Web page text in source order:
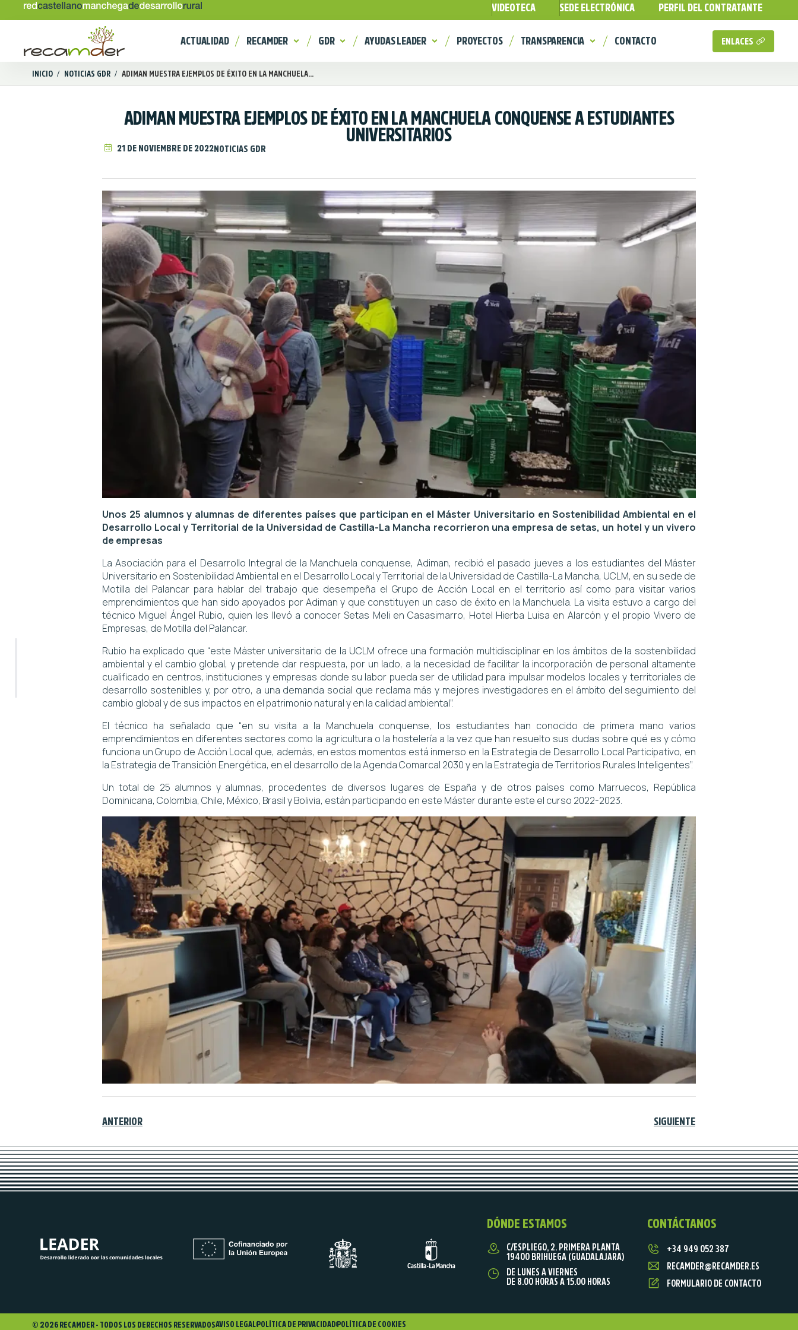
VIDEOTECA SEDE ELECTRÓNICA PERFIL DEL CONTRATANTE
ACTUALIDAD RECAMDER GDR AYUDAS LEADER PROYECTOS TRANSPARENCIA CONTACTO ENLACES
INICIO / NOTICIAS GDR / ADIMAN MUESTRA EJEMPLOS DE ÉXITO EN LA MANCHUELA...
ADIMAN MUESTRA EJEMPLOS DE ÉXITO EN LA MANCHUELA CONQUENSE A ESTUDIANTES
UNIVERSITARIOS
21 DE NOVIEMBRE DE 2022NOTICIAS GDR
Unos 25 alumnos y alumnas de diferentes países que participan en el Máster Universitario en Sostenibilidad Ambiental en el
Desarrollo Local y Territorial de la Universidad de Castilla-La Mancha recorrieron una empresa de setas, un hotel y un vivero
de empresas
La Asociación para el Desarrollo Integral de la Manchuela conquense, Adiman, recibió el pasado jueves a los estudiantes del Máster
Universitario en Sostenibilidad Ambiental en el Desarrollo Local y Territorial de la Universidad de Castilla-La Mancha, UCLM, en su sede de
Motilla del Palancar para hablar del trabajo que desempeña el Grupo de Acción Local en el territorio así como para visitar varios
emprendimientos que han sido apoyados por Adiman y que constituyen un caso de éxito en la Manchuela. La visita estuvo a cargo del
técnico Miguel Ángel Rubio, quien les llevó a conocer Setas Meli en Casasimarro, Hotel Hierba Luisa en Alarcón y el propio Vivero de
Empresas, de Motilla del Palancar.
Rubio ha explicado que “este Máster universitario de la UCLM ofrece una formación multidisciplinar en los ámbitos de la sostenibilidad
ambiental y el cambio global, y pretende dar respuesta, por un lado, a la necesidad de facilitar la incorporación de personal altamente
cualificado en centros, instituciones y empresas donde su labor pueda ser de utilidad para impulsar modelos locales y territoriales de
desarrollo sostenibles y, por otro, a una demanda social que reclama más y mejores investigadores en el ámbito del seguimiento del
cambio global y de sus impactos en el patrimonio natural y en la calidad ambiental”.
El técnico ha señalado que “en su visita a la Manchuela conquense, los estudiantes han conocido de primera mano varios
emprendimientos en diferentes sectores como la agricultura o la hostelería a la vez que han resuelto sus dudas sobre qué es y cómo
funciona un Grupo de Acción Local que, además, en estos momentos está inmerso en la Estrategia de Desarrollo Local Participativo, en
la Estrategia de Transición Energética, en el desarrollo de la Agenda Comarcal 2030 y en la Estrategia de Territorios Rurales Inteligentes”.
Un total de 25 alumnos y alumnas, procedentes de diversos lugares de España y de otros países como Marruecos, República
Dominicana, Colombia, Chile, México, Brasil y Bolivia, están participando en este Máster durante este el curso 2022-2023.
ANTERIOR SIGUIENTE
DÓNDE ESTAMOS
C/ESPLIEGO, 2. PRIMERA PLANTA
19400 BRIHUEGA (GUADALAJARA)
DE LUNES A VIERNES
DE 8.00 HORAS A 15.00 HORAS
CONTÁCTANOS
+34 949 052 387
RECAMDER@RECAMDER.ES
FORMULARIO DE CONTACTO
© 2026 RECAMDER - TODOS LOS DERECHOS RESERVADOSAVISO LEGAL POLÍTICA DE PRIVACIDADPOLÍTICA DE COOKIES